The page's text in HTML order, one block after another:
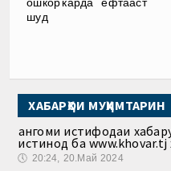
шуд
ХАБАРҲОИ МУҲИМТАРИН
Ҳангоми истифодаи
истинод ба www.khovar.tj
🕔 20:24, 20.Май 2024